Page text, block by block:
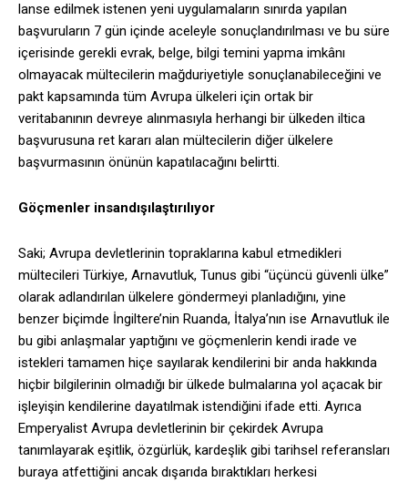
lanse edilmek istenen yeni uygulamaların sınırda yapılan
başvuruların 7 gün içinde aceleyle sonuçlandırılması ve bu süre
içerisinde gerekli evrak, belge, bilgi temini yapma imkânı
olmayacak mültecilerin mağduriyetiyle sonuçlanabileceğini ve
pakt kapsamında tüm Avrupa ülkeleri için ortak bir
veritabanının devreye alınmasıyla herhangi bir ülkeden iltica
başvurusuna ret kararı alan mültecilerin diğer ülkelere
başvurmasının önünün kapatılacağını belirtti.
Göçmenler insandışılaştırılıyor
Saki; Avrupa devletlerinin topraklarına kabul etmedikleri
mültecileri Türkiye, Arnavutluk, Tunus gibi “üçüncü güvenli ülke”
olarak adlandırılan ülkelere göndermeyi planladığını, yine
benzer biçimde İngiltere’nin Ruanda, İtalya’nın ise Arnavutluk ile
bu gibi anlaşmalar yaptığını ve göçmenlerin kendi irade ve
istekleri tamamen hiçe sayılarak kendilerini bir anda hakkında
hiçbir bilgilerinin olmadığı bir ülkede bulmalarına yol açacak bir
işleyişin kendilerine dayatılmak istendiğini ifade etti. Ayrıca
Emperyalist Avrupa devletlerinin bir çekirdek Avrupa
tanımlayarak eşitlik, özgürlük, kardeşlik gibi tarihsel referansları
buraya atfettiğini ancak dışarıda bıraktıkları herkesi